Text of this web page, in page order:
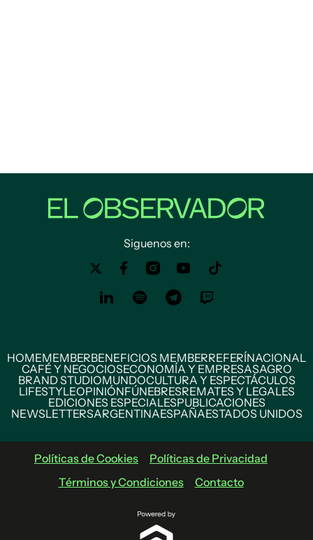
Siguenos en:
HOMEMEMBERBENEFICIOS MEMBERREFERÍNACIONAL
CAFÉ Y NEGOCIOSECONOMÍA Y EMPRESASAGRO
BRAND STUDIOMUNDOCULTURA Y ESPECTÁCULOS
LIFESTYLEOPINIÓNFÚNEBRESREMATES Y LEGALES
EDICIONES ESPECIALESPUBLICACIONES
NEWSLETTERSARGENTINAESPAÑAESTADOS UNIDOS
Políticas de Cookies
Políticas de Privacidad
Términos y Condiciones
Contacto